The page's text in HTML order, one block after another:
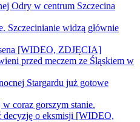
Odry w centrum Szczecina
Szczecinianie widzą głównie
[WIDEO, ZDJĘCIA]
przed meczem ze Śląskiem w
Stargardu już gotowe
coraz gorszym stanie.
decyzję o eksmisji [WIDEO,